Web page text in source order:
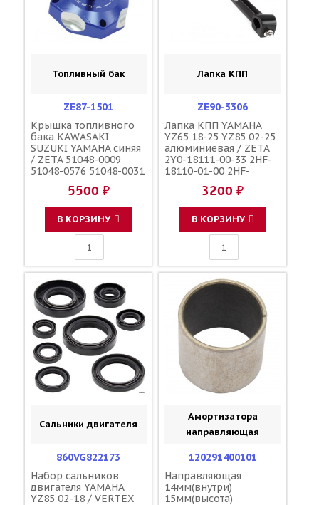
Топливный бак
ZE87-1501
Крышка топливного
бака KAWASAKI
SUZUKI YAMAHA синяя
/ ZETA 51048-0009
51048-0576 51048-0031
24610-10-00 5NY-
24610-00-00 5UN-
24610-00-00
5500 ₽
В КОРЗИНУ
Лапка КПП
ZE90-3306
Лапка КПП YAMAHA
YZ65 18-25 YZ85 02-25
алюминиевая / ZETA
2Y0-18111-00-33 2HF-
18110-01-00 2HF-
18110-00-003200 ₽
В КОРЗИНУ
Сальники двигателя
860VG822173
Набор сальников
двигателя YAMAHA
YZ85 02-18 / VERTEX
Амортизатора
направляющая
120291400101
Направляющая
14мм(внутри)
15мм(высота)